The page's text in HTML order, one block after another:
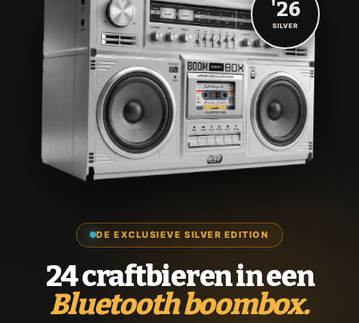
DE EXCLUSIEVE SILVER EDITION
24 craftbieren in een
Bluetooth boombox.
'26
SILVER